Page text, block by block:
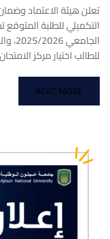
تعلن هيئة الاعتماد
التكميلي للطلبة
للطالب اختيار مركز
READ MORE